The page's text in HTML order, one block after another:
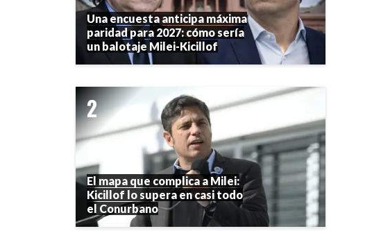
Una encuesta anticipa máxima
paridad para 2027: cómo sería
un balotaje Milei-Kicillof
El mapa que complica a Milei:
Kicillof lo supera en casi todo
el Conurbano